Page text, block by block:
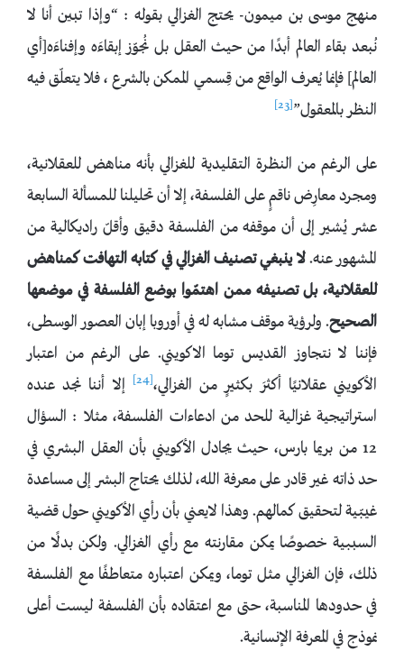
منهج موسى بن ميمون- يحتج الغزالي بقوله : “وإذا تبين أنا لا
نُبعد بقاء العالم أبدًا من حيث العقل بل نُجوّز إبقاءَه وإفناءَه[أي
العالم] فإنما يُعرف الواقع من قِسمي الممكن بالشرع ، فلا يتعلّق فيه
النظر بالمعقول”[23]
على الرغم من النظرة التقليدية للغزالي بأنه مناهض للعقلانية،
ومجرد معارِض ناقمٍ على الفلسفة، إلا أن تحليلنا للمسألة السابعة
عشر يُشير إلى أن موقفه من الفلسفة دقيق وأقلّ راديكالية من
المشهور عنه.لا ينبغي تصنيف الغزالي في كتابه التهافت كمناهض
للعقلانية، بل تصنيفه ممن اهتمّوا بوضع الفلسفة في موضعها
الصحيح. ولرؤية موقف مشابه له في أوروبا إبان العصور الوسطى،
فإننا لا نتجاوز القديس توما الاكويني. على الرغم من اعتبار
الأكويني عقلانيًا أكثرَ بكثيرٍ من الغزالي،[24]
إلا أننا نجد عنده
استراتيجية غزالية للحد من ادعاءات الفلسفة، مثلا : السؤال
12 من بريما بارس، حيث يجادل الأكويني بأن العقل البشري في
حد ذاته غير قادر على معرفة الله، لذلك يحتاج البشر إلى مساعدة
غيبّية لتحقيق كمالهم. وهذا لايعني بأن رأي الأكويني حول قضية
السببية خصوصًا يمكن مقارنته مع رأي الغزالي. ولكن بدلًا من
ذلك، فإن الغزالي مثل توما، ويمكن اعتباره متعاطفًا مع الفلسفة
في حدودها المناسبة، حتى مع اعتقاده بأن الفلسفة ليست أعلى
نموذج في المعرفة الإنسانية.